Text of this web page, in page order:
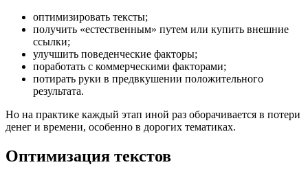
оптимизировать тексты;
получить «естественным» путем или купить внешние
ссылки;
улучшить поведенческие факторы;
поработать с коммерческими факторами;
потирать руки в предвкушении положительного
результата.
Но на практике каждый этап иной раз оборачивается в потери
денег и времени, особенно в дорогих тематиках.
Оптимизация текстов